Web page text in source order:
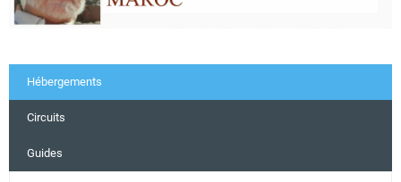
Hébergements
Circuits
Guides